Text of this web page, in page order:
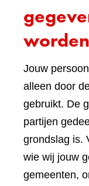
Jouw
alleen door
gebruikt. De
partijen
grondslag is.
wie wij jouw
gemeenten,